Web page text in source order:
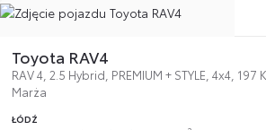
Toyota RAV4
RAV 4, 2.5 Hybrid, PREMIUM + STYLE, 4x4, 197
Marża
ŁÓDŹ